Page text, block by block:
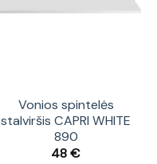
Vonios spintelės
stalviršis CAPRI WHITE
890
48€